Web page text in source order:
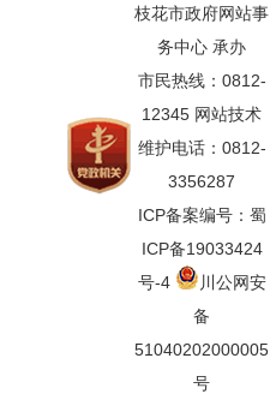
枝花市政府网站事
务中心 承办
市民热线：0812-
12345 网站技术
维护电话：0812-
3356287
ICP备案编号：蜀
ICP备19033424
号-4
川公网安
备
51040202000005
号